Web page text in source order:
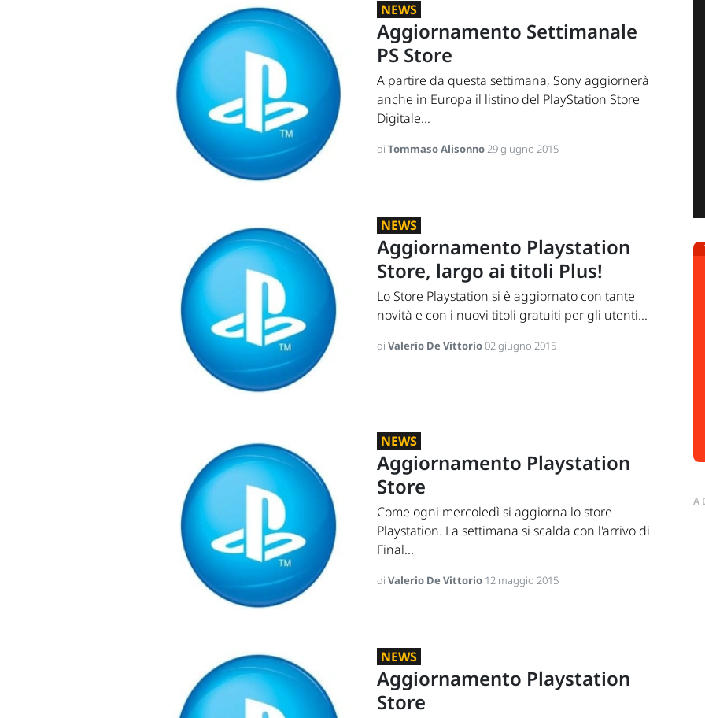
NEWS
Aggiornamento Settimanale
PS Store
A partire da questa settimana, Sony aggiornerà
anche in Europa il listino del PlayStation Store
Digitale...
di Tommaso Alisonno29 giugno 2015
NEWS
Aggiornamento Playstation
Store, largo ai titoli Plus!
Lo Store Playstation si è aggiornato con tante
novità e con i nuovi titoli gratuiti per gli utenti...
di Valerio De Vittorio02 giugno 2015
NEWS
Aggiornamento Playstation
Store
Come ogni mercoledì si aggiorna lo store
Playstation. La settimana si scalda con l'arrivo di
Final...
di Valerio De Vittorio 12 maggio 2015
NEWS
Aggiornamento Playstation
Store